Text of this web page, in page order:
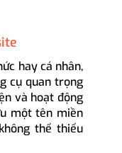
hay cá nhân,
cụ quan trọng
và hoạt động
một tên miền
thể thiếu